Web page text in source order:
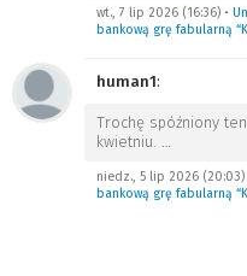
wt., 7 lip 2026 (16:36) •
bankową grę fabularną
human1:
Trochę spóźniony
kwietniu. …
niedz., 5 lip 2026 (20:03)
bankową grę fabularną